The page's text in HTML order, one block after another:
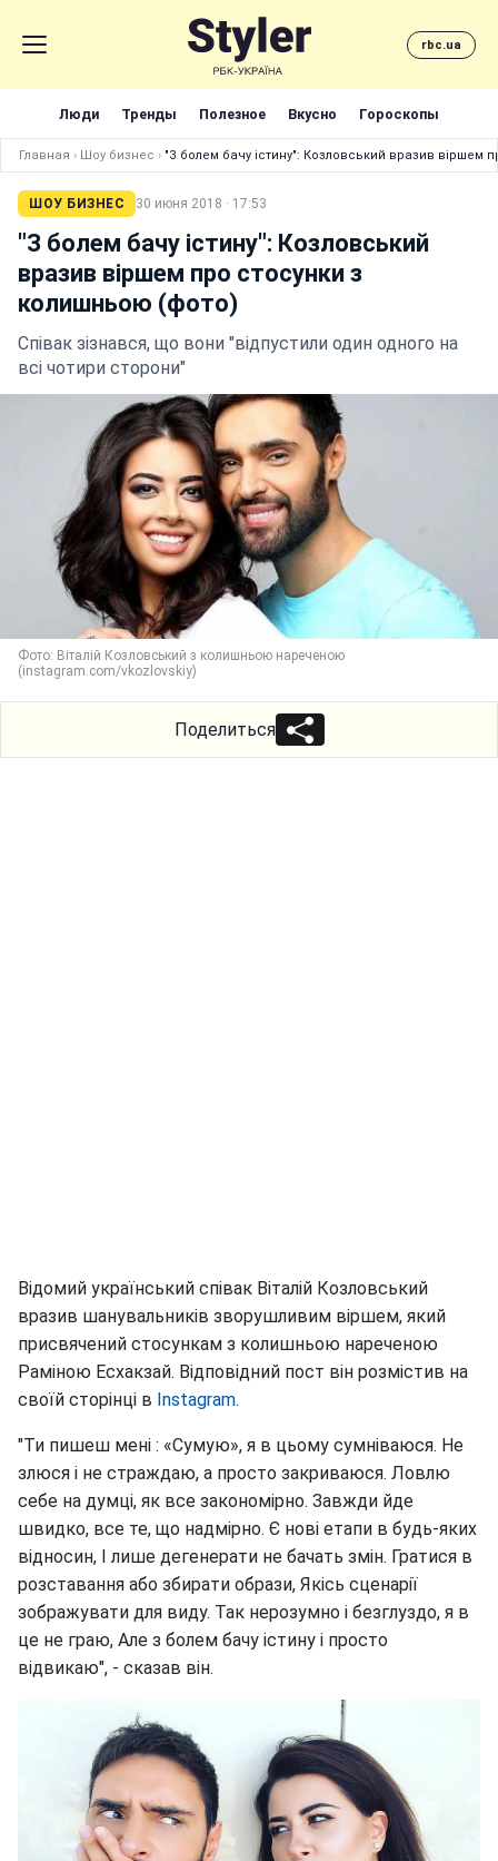
rbc.ua
Люди Тренды Полезное Вкусно Гороскопы
Главная › Шоу бизнес › "З болем бачу істину": Козловський вразив віршем
ШОУ БИЗНЕС 30 июня 2018 · 17:53
"З болем бачу істину": Козловський
вразив віршем про стосунки з
колишньою (фото)
Співак зізнався, що вони "відпустили один одного на
всі чотири сторони"
Фото: Віталій Козловський з колишньою нареченою
(instagram.com/vkozlovskiy)
Поделиться
Відомий український співак Віталій Козловський
вразив шанувальників зворушливим віршем, який
присвячений стосункам з колишньою нареченою
Раміною Есхакзай. Відповідний пост він розмістив на
своїй сторінці в Instagram.
"Ти пишеш мені : «Сумую», я в цьому сумніваюся. Не
злюся і не страждаю, а просто закриваюся. Ловлю
себе на думці, як все закономірно. Завжди йде
швидко, все те, що надмірно. Є нові етапи в будь-яких
відносин, І лише дегенерати не бачать змін. Гратися в
розставання або збирати образи, Якісь сценарії
зображувати для виду. Так нерозумно і безглуздо, я в
це не граю, Але з болем бачу істину і просто
відвикаю", - сказав він.